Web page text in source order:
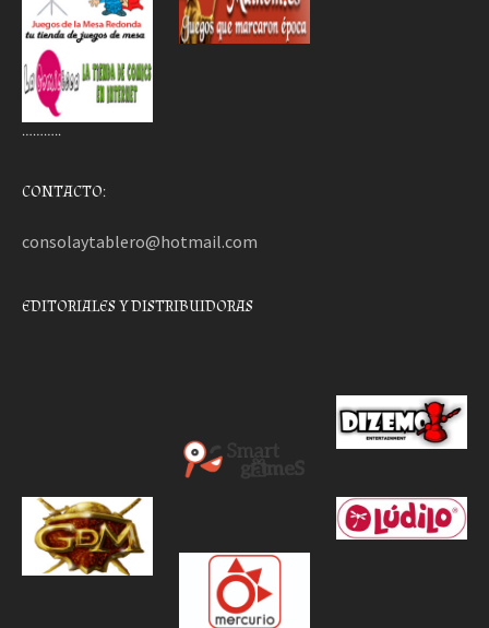
………..
CONTACTO:
consolaytablero@hotmail.com
EDITORIALES Y DISTRIBUIDORAS